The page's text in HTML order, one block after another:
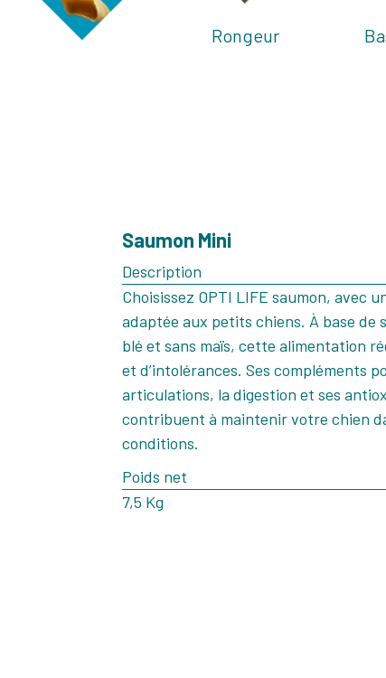
Rongeur
Saumon Mini
Description
Choisissez OPTI LIFE saumon, avec
adaptée aux petits chiens. À base de
blé et sans maïs, cette alimentation
et d’intolérances. Ses compléments
articulations, la digestion et ses
contribuent à maintenir votre chien
conditions.
Poids net
7,5 Kg